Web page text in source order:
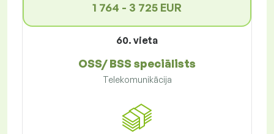
1 764 - 3 725 EUR
60. vieta
OSS/ BSS speciālists
Telekomunikācija